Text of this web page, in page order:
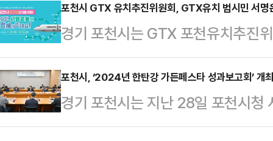
요청했다.포천시의 2025년도 예
보다 163억 원(1.66%) 증가한 수
의회에 제출하고, 민선 8기 핵심 시
복 증진을 위한 다양한 사업에 집중
을 통해 올해 포천시가 이룬 주요
했다.백 시장은…
포천시 GTX 유치추진위원회, GTX유치 범시민 서명
경기 포천시는 GTX 포천유치추진
시민 서명운동에 돌입했다고 밝혔
인, 시민대표, 기관단체장이 주축
시 유치를 위한 강력한 의지를 표
제1회 총회를 개최하고 본격적인
포천시, ‘2024년 한탄강 가든페스타 성과보고회’ 개
경기 포천시는 지난 28일 포천시청
스타 성과보고회’를 개최했다고 밝